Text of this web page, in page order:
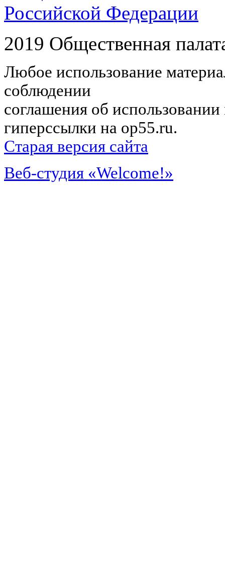
Российской Федерации
2019 Общественная
Любое использование
соблюдении
соглашения об
гиперссылки на op55.ru.
Старая версия сайта
Веб-студия «Welcome!»